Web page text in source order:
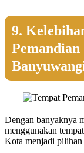
9.
Pemandian
Dengan banyaknya
menggunakan
Kota menjadi